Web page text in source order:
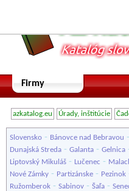
Firmy
azkatalog.eu Úrady, inštitúcie
Slovensko - Bánovce nad Bebravou -
Dunajská Streda - Galanta - Gelnica
Liptovský Mikuláš - Lučenec -
Nové Zámky - Partizánske - Pezinok
Ružomberok - Sabinov - Šaľa -